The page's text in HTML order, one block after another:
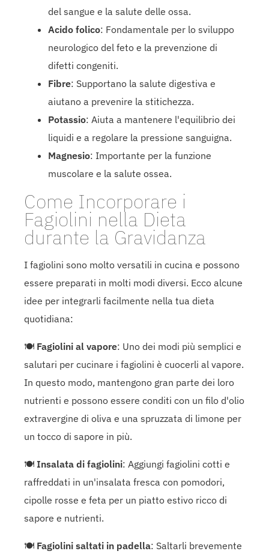
del sangue e la salute delle ossa.
Acido folico: Fondamentale per lo sviluppo
neurologico del feto e la prevenzione di
difetti congeniti.
Fibre: Supportano la salute digestiva e
aiutano a prevenire la stitichezza.
Potassio: Aiuta a mantenere l'equilibrio dei
liquidi e a regolare la pressione sanguigna.
Magnesio: Importante per la funzione
muscolare e la salute ossea.
Come Incorporare i
Fagiolini nella Dieta
durante la Gravidanza
I fagiolini sono molto versatili in cucina e possono
essere preparati in molti modi diversi. Ecco alcune
idee per integrarli facilmente nella tua dieta
quotidiana:
🍽 Fagiolini al vapore: Uno dei modi più semplici e
salutari per cucinare i fagiolini è cuocerli al vapore.
In questo modo, mantengono gran parte dei loro
nutrienti e possono essere conditi con un filo d'olio
extravergine di oliva e una spruzzata di limone per
un tocco di sapore in più.
🍽 Insalata di fagiolini: Aggiungi fagiolini cotti e
raffreddati in un'insalata fresca con pomodori,
cipolle rosse e feta per un piatto estivo ricco di
sapore e nutrienti.
🍽 Fagiolini saltati in padella: Saltarli brevemente